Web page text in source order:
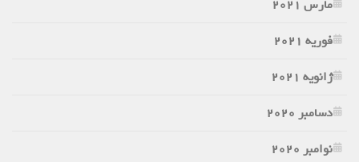
مارس 2021
فوریه 2021
ژانویه 2021
دسامبر 2020
نوامبر 2020